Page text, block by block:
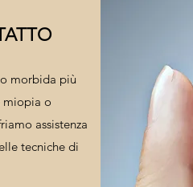
morbida più
miopia o
assistenza
tecniche di